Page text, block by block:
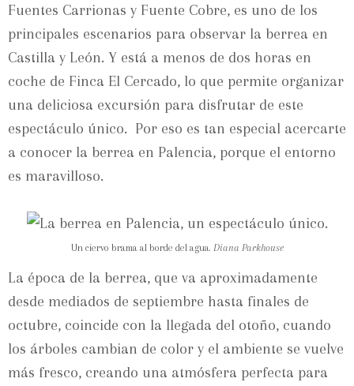
Fuentes Carrionas y Fuente Cobre, es uno de los
principales escenarios para observar la berrea en
Castilla y León. Y está a menos de dos horas en
coche de Finca El Cercado, lo que permite organizar
una deliciosa excursión para disfrutar de este
espectáculo único. Por eso es tan especial acercarte
a conocer la berrea en Palencia, porque el entorno
es maravilloso.
Un ciervo brama al borde del agua. Diana Parkhouse
La época de la berrea, que va aproximadamente
desde mediados de septiembre hasta finales de
octubre, coincide con la llegada del otoño, cuando
los árboles cambian de color y el ambiente se vuelve
más fresco, creando una atmósfera perfecta para